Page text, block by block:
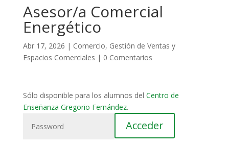
Asesor/a Comercial
Energético
Abr 17, 2026 | Comercio, Gestión de Ventas y
Espacios Comerciales | 0 Comentarios
Sólo disponible para los alumnos del Centro de
Enseñanza Gregorio Fernández.